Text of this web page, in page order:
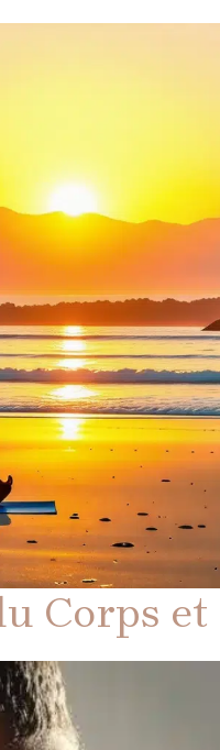
Corps et